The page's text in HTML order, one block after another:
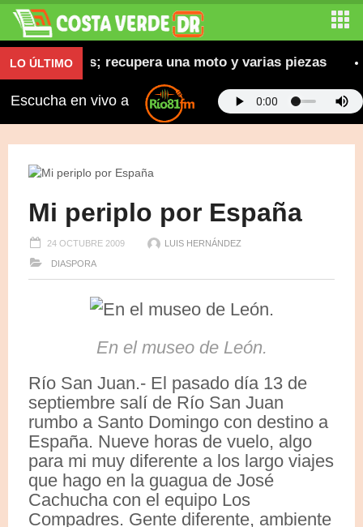
LO ÚLTIMO
robadas; recupera una moto y varias piezas
Escucha en vivo a
Mi periplo por España
24 OCTUBRE 2009 LUIS HERNÁNDEZ
DIASPORA
En el museo de León.
Río San Juan.- El pasado día 13 de
septiembre salí de Río San Juan
rumbo a Santo Domingo con destino a
España. Nueve horas de vuelo, algo
para mi muy diferente a los largo viajes
que hago en la guagua de José
Cachucha con el equipo Los
Compadres. Gente diferente, ambiente